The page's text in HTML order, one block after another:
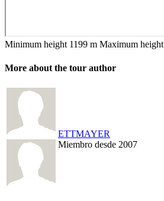
Minimum height 1199 m Maximum height
More about the tour author
ETTMAYER
Miembro desde 2007